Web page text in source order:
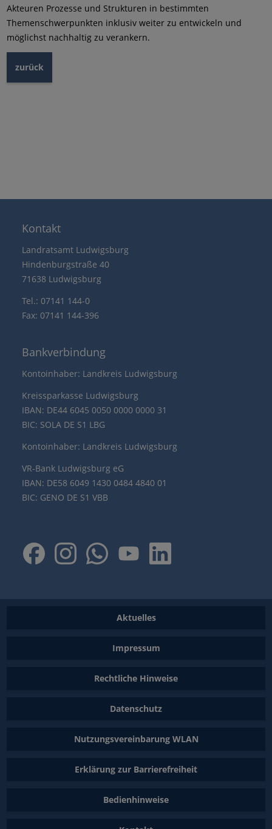
Akteuren Prozesse und Strukturen in bestimmten
Themenschwerpunkten inklusiv weiter zu entwickeln und
möglichst nachhaltig zu verankern.
zurück
Kontakt
Landratsamt Ludwigsburg
Hindenburgstraße 40
71638 Ludwigsburg
Tel.: 07141 144-0
Fax: 07141 144-396
Bankverbindung
Kontoinhaber: Landkreis Ludwigsburg
Kreissparkasse Ludwigsburg
IBAN: DE44 6045 0050 0000 0000 31
BIC: SOLA DE S1 LBG
Kontoinhaber: Landkreis Ludwigsburg
VR-Bank Ludwigsburg eG
IBAN: DE58 6049 1430 0484 4840 01
BIC: GENO DE S1 VBB
Aktuelles
Impressum
Rechtliche Hinweise
Datenschutz
Nutzungsvereinbarung WLAN
Erklärung zur Barrierefreiheit
Bedienhinweise